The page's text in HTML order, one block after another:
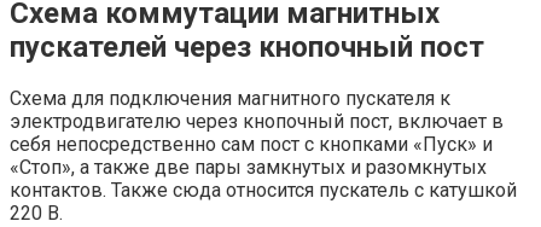
Схема коммутации магнитных
пускателей через кнопочный пост
Схема для подключения магнитного пускателя к
электродвигателю через кнопочный пост, включает в
себя непосредственно сам пост с кнопками «Пуск» и
«Стоп», а также две пары замкнутых и разомкнутых
контактов. Также сюда относится пускатель с катушкой
220 В.